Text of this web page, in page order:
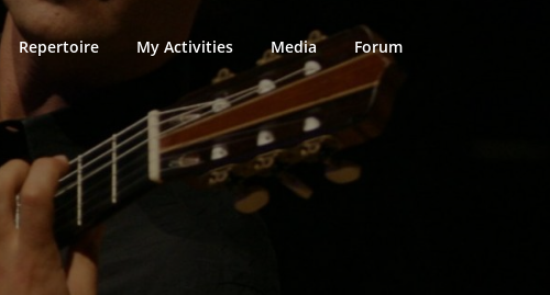
Repertoire My Activities Media Forum